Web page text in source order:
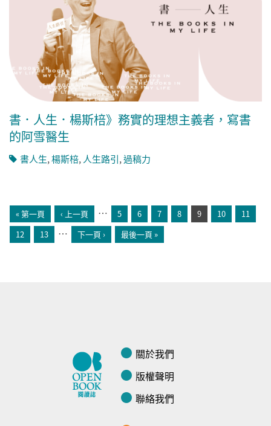
書．人生．楊斯棓》務實的理想主義者，寫書
的阿雪醫生
書人生,楊斯棓, 人生路引,過稿力
« 第一頁 ‹ 上一頁 … 5 6 7 8 9 10
11
12
13 … 下一頁 › 最後一頁 »
關於我們
版權聲明
聯絡我們